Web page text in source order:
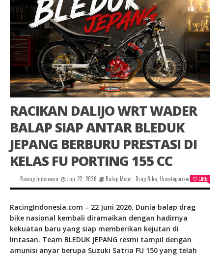
RACIKAN DALIJO WRT WADER
BALAP SIAP ANTAR BLEDUK
JEPANG BERBURU PRESTASI DI
KELAS FU PORTING 155 CC
Racing Indonesia Jun 22, 2026 Balap Motor, Drag Bike,Uncategorized 0
LIKE
RacingIndonesia.com – 22 Juni 2026. Dunia balap drag
bike nasional kembali diramaikan dengan hadirnya
kekuatan baru yang siap memberikan kejutan di
lintasan. Team BLEDUK JEPANG resmi tampil dengan
amunisi anyar berupa Suzuki Satria FU 150 yang telah